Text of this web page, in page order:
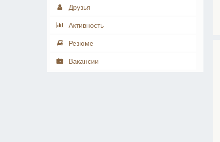
Друзья
Активность
Резюме
Вакансии